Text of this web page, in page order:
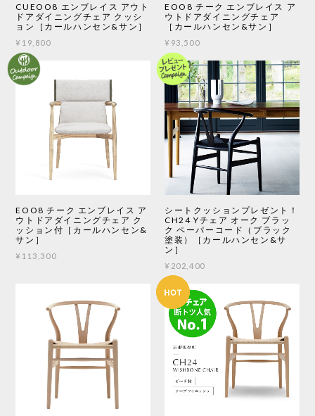
CUEOO8 エンブレイス アウト
ドアダイニングチェア クッシ
ョン［カールハンセン&サン］
¥19,800
EOO8 チーク エンブレイス ア
ウトドアダイニングチェア
［カールハンセン&サン］
¥93,500
EOO8 チーク エンブレイス ア
ウトドアダイニングチェア ク
ッション付［カールハンセン&
サン］
¥113,300
シートクッションプレゼント！
CH24 Yチェア オーク ブラッ
ク ペーパーコード（ブラック
塗装）［カールハンセン&サ
ン］
¥202,400